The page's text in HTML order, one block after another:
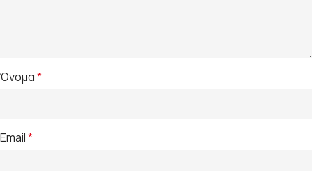
Όνομα*
Email*